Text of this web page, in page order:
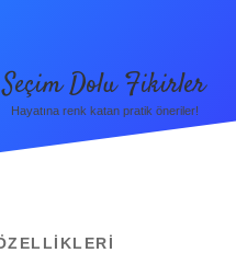
Seçim Dolu Fikirler
Hayatına renk katan pratik öneriler!